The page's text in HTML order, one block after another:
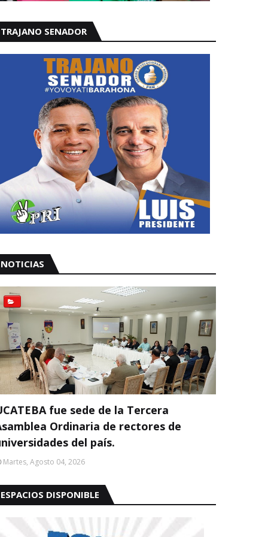
TRAJANO SENADOR
NOTICIAS
fue sede de la Tercera
Ordinaria de rectores de
del país.
Martes, Agosto 04, 2026
ESPACIOS DISPONIBLE